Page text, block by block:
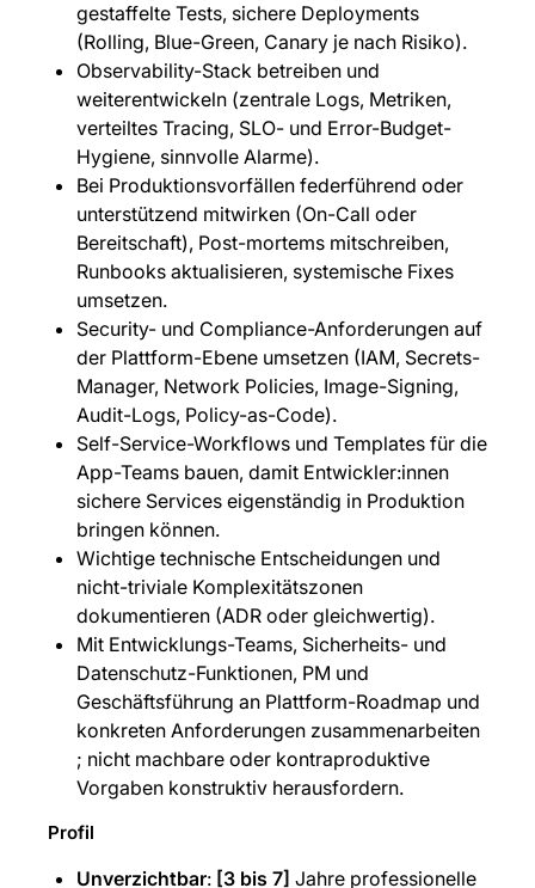
gestaffelte Tests, sichere Deployments
(Rolling, Blue-Green, Canary je nach Risiko).
Observability-Stack betreiben und
weiterentwickeln (zentrale Logs, Metriken,
verteiltes Tracing, SLO- und Error-Budget-
Hygiene, sinnvolle Alarme).
Bei Produktionsvorfällen federführend oder
unterstützend mitwirken (On-Call oder
Bereitschaft), Post-mortems mitschreiben,
Runbooks aktualisieren, systemische Fixes
umsetzen.
Security- und Compliance-Anforderungen auf
der Plattform-Ebene umsetzen (IAM, Secrets-
Manager, Network Policies, Image-Signing,
Audit-Logs, Policy-as-Code).
Self-Service-Workflows und Templates für die
App-Teams bauen, damit Entwickler:innen
sichere Services eigenständig in Produktion
bringen können.
Wichtige technische Entscheidungen und
nicht-triviale Komplexitätszonen
dokumentieren (ADR oder gleichwertig).
Mit Entwicklungs-Teams, Sicherheits- und
Datenschutz-Funktionen, PM und
Geschäftsführung an Plattform-Roadmap und
konkreten Anforderungen zusammenarbeiten
; nicht machbare oder kontraproduktive
Vorgaben konstruktiv herausfordern.
Profil
Unverzichtbar: [3 bis 7] Jahre professionelle